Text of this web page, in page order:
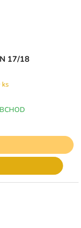
17/18